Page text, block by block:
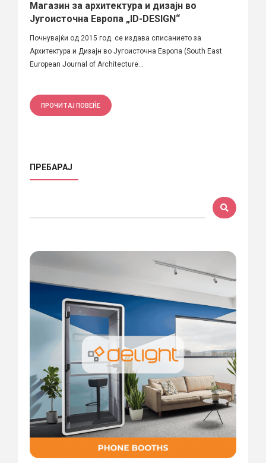
Магазин за архитектура и дизајн во
Југоисточна Европа „ID-DESIGN“
Почнувајќи од 2015 год. се издава списанието за
Архитектура и Дизајн во Југоисточна Европа (South East
European Journal of Architecture...
ПРОЧИТАЈ ПОВЕЌЕ
ПРЕБАРАЈ